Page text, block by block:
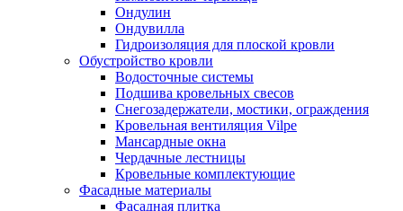
Ондулин
Ондувилла
Гидроизоляция для плоской кровли
Обустройство кровли
Водосточные системы
Подшива кровельных свесов
Снегозадержатели, мостики, ограждения
Кровельная вентиляция Vilpe
Мансардные окна
Чердачные лестницы
Кровельные комплектующие
Фасадные материалы
Фасадная плитка